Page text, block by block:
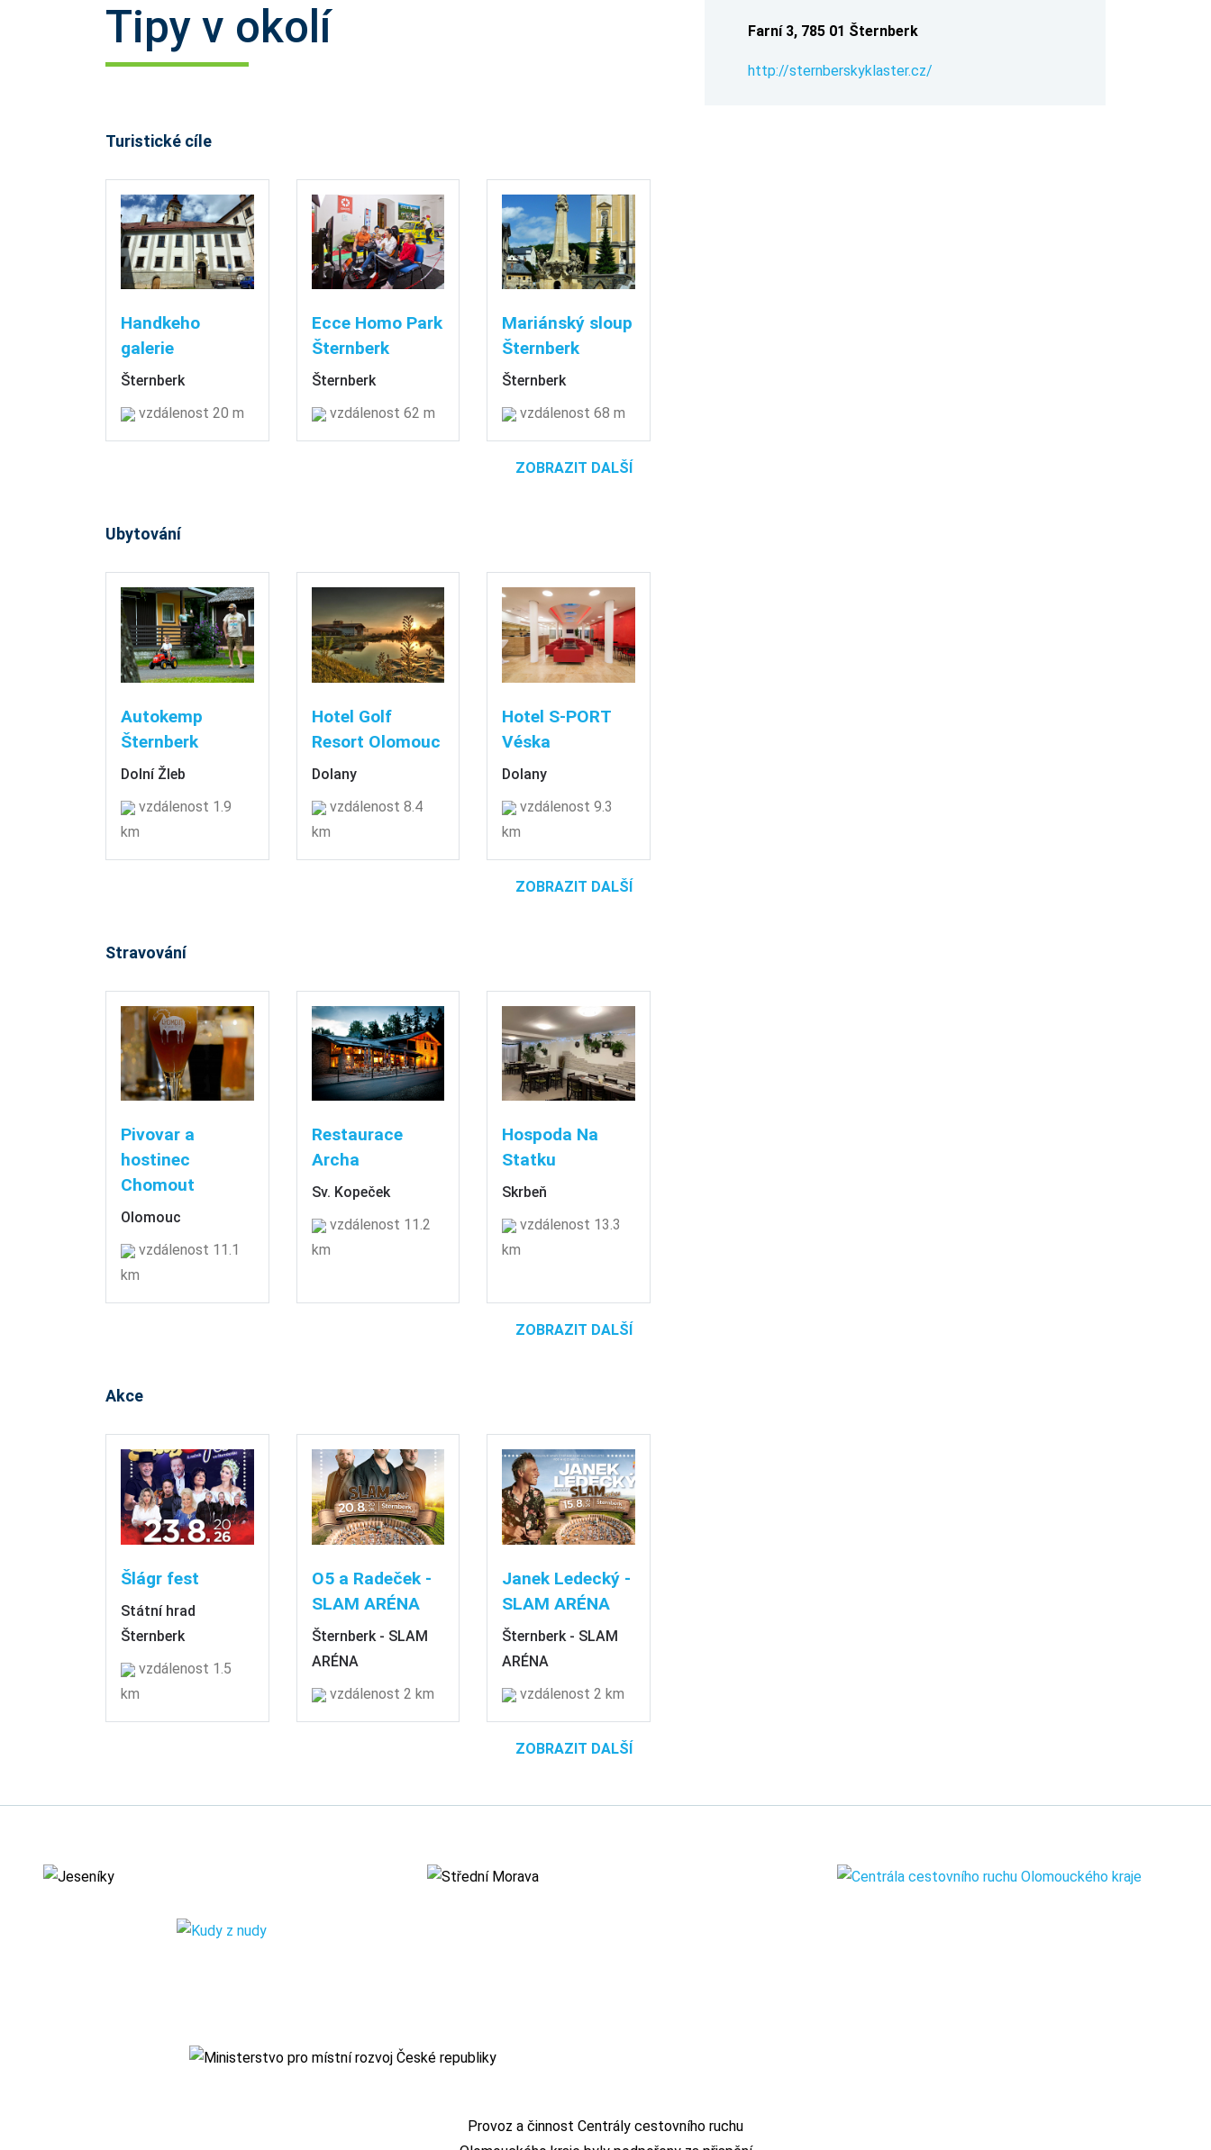
Tipy v okolí
Turistické cíle
Handkeho
galerie
Šternberk
vzdálenost 20 m
Ecce Homo Park
Šternberk
Šternberk
vzdálenost 62 m
Mariánský sloup
Šternberk
Šternberk
vzdálenost 68 m
ZOBRAZIT DALŠÍ
Ubytování
Autokemp
Šternberk
Dolní Žleb
vzdálenost 1.9
km
Hotel Golf
Resort Olomouc
Dolany
vzdálenost 8.4
km
Hotel S-PORT
Véska
Dolany
vzdálenost 9.3
km
ZOBRAZIT DALŠÍ
Stravování
Pivovar a
hostinec
Chomout
Olomouc
vzdálenost 11.1
km
Restaurace
Archa
Sv. Kopeček
vzdálenost 11.2
km
Hospoda Na
Statku
Skrbeň
vzdálenost 13.3
km
ZOBRAZIT DALŠÍ
Akce
Šlágr fest
Státní hrad
Šternberk
vzdálenost 1.5
km
O5 a Radeček -
SLAM ARÉNA
Šternberk - SLAM
ARÉNA
vzdálenost 2 km
Janek Ledecký -
SLAM ARÉNA
Šternberk - SLAM
ARÉNA
vzdálenost 2 km
ZOBRAZIT DALŠÍ
Farní 3, 785 01 Šternberk
http://sternberskyklaster.cz/
Provoz a činnost Centrály cestovního ruchu